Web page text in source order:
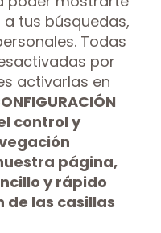
tus búsquedas,
Todas
por
activarlas en
control y
página,
y rápido
de las casillas